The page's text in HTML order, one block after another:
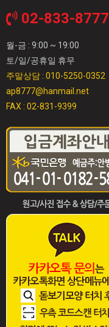
02-833-8777
월-금 : 9:00 ~ 19:00
토/일/공휴일 휴무
주말상담 : 010-5250-0352
ap8777@hanmail.net
FAX : 02-831-9399